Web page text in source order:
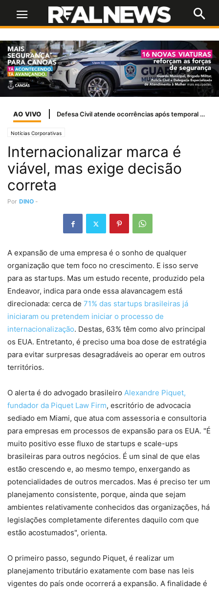
AO VIVO Lei amplia combate a violência sexual contra crianças na internet
Notícias Corporativas
Internacionalizar marca é
viável, mas exige decisão
correta
Por DINO -
A expansão de uma empresa é o sonho de qualquer
organização que tem foco no crescimento. E isso serve
para as startups. Mas um estudo recente, produzido pela
Endeavor, indica para onde essa alavancagem está
direcionada: cerca de 71% das startups brasileiras já
iniciaram ou pretendem iniciar o processo de
internacionalização. Destas, 63% têm como alvo principal
os EUA. Entretanto, é preciso uma boa dose de estratégia
para evitar surpresas desagradáveis ao operar em outros
territórios.
O alerta é do advogado brasileiro Alexandre Piquet,
fundador da Piquet Law Firm, escritório de advocacia
sediado em Miami, que atua com assessoria e consultoria
para empresas em processos de expansão para os EUA. "É
muito positivo esse fluxo de startups e scale-ups
brasileiras para outros negócios. É um sinal de que elas
estão crescendo e, ao mesmo tempo, enxergando as
potencialidades de outros mercados. Mas é preciso ter um
planejamento consistente, porque, ainda que sejam
ambientes relativamente conhecidos das organizações, há
legislações completamente diferentes daquilo com que
estão acostumados", orienta.
O primeiro passo, segundo Piquet, é realizar um
planejamento tributário exatamente com base nas leis
vigentes do país onde ocorrerá a expansão. A finalidade é